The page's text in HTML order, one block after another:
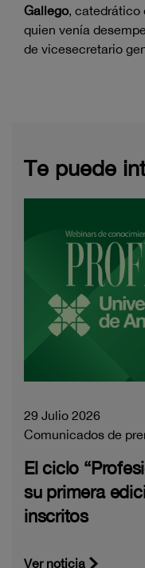
Gallego, catedrático
quien venía
de vicesecretario
Te puede
29 Julio 2026
Comunicados de
El ciclo
su primera
inscritos
Ver noticia